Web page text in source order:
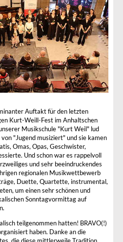
Auftakt für den letzten
Kurt-Weill-Fest im Anhaltschen
Musikschule "Kurt Weil" lud
"Jugend musiziert" und sie kamen
Omas, Opas, Geschwister,
Und schon war es rappelvoll
und sehr beeindruckendes
regionalen Musikwettbewerb
Duette, Quartette, instrumental,
um einen sehr schönen und
Sonntagvormittag auf
teilgenommen hatten! BRAVO(!)
haben. Danke an die